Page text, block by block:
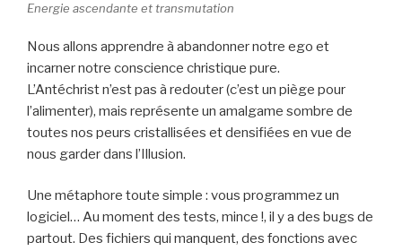
Energie ascendante et transmutation
Nous allons apprendre à abandonner notre ego et
incarner notre conscience christique pure.
L’Antéchrist n’est pas à redouter (c’est un piège pour
l’alimenter), mais représente un amalgame sombre de
toutes nos peurs cristallisées et densifiées en vue de
nous garder dans l’Illusion.
Une métaphore toute simple : vous programmez un
logiciel… Au moment des tests, mince !, il y a des bugs de
partout. Des fichiers qui manquent, des fonctions avec